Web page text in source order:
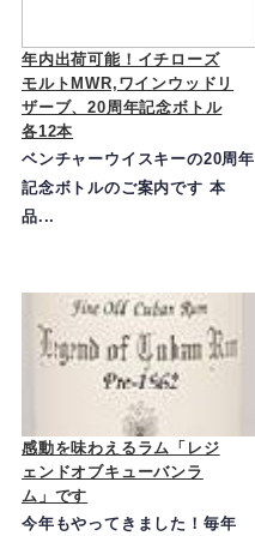
年内出荷可能！イチローズ
モルトMWR,ワインウッドリ
ザーブ、20周年記念ボトル
各12本
ベンチャーウイスキーの20周年
記念ボトルのご案内です 本
品...
感動を味わえるラム「レジ
ェンドオブキューバンラ
ム」です
今年もやってきました！毎年